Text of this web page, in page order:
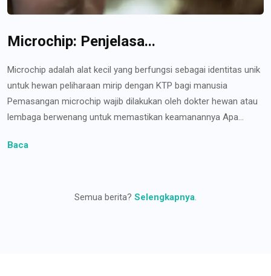
Microchip: Penjelasa...
Microchip adalah alat kecil yang berfungsi sebagai identitas unik
untuk hewan peliharaan mirip dengan KTP bagi manusia
Pemasangan microchip wajib dilakukan oleh dokter hewan atau
lembaga berwenang untuk memastikan keamanannya Apa...
Baca
Semua berita? Selengkapnya